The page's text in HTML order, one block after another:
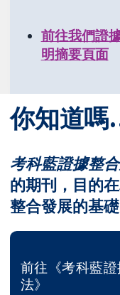
前往我們證
明摘要頁面
你知道
考科藍證據整
的期刊，目的
整合發展的基礎
前往《考科藍
法》